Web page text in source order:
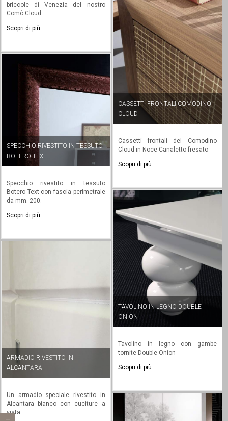
briccole di Venezia del nostro
Comò Cloud
Scopri di più
CASSETTI FRONTALI COMODINO
CLOUD
Cassetti frontali del Comodino
Cloud in Noce Canaletto fresato
Scopri di più
SPECCHIO RIVESTITO IN TESSUTO
BOTERO TEXT
Specchio rivestito in tessuto
Botero Text con fascia perimetrale
da mm. 200.
Scopri di più
TAVOLINO IN LEGNO DOUBLE
ONION
Tavolino in legno con gambe
tornite Double Onion
Scopri di più
ARMADIO RIVESTITO IN
ALCANTARA
Un armadio speciale rivestito in
Alcantara bianco con cuciture a
vista.